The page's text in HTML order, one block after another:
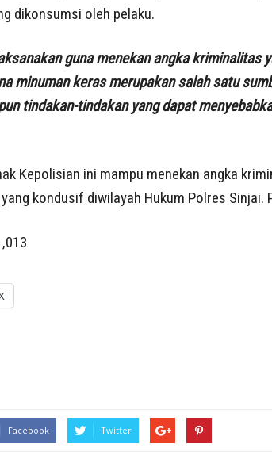
dikonsumsi oleh pelaku.
guna menekan angka kriminalitas
minuman keras merupakan salah satu
tindakan-tindakan yang dapat
Kepolisian ini mampu menekan angka
kondusif diwilayah Hukum Polres Sinjai.
Facebook Twitter